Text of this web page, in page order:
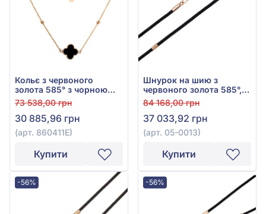
Кольє з червоного
золота 585° з чорною
емаллю, арт. 860411Е
73 538,00 грн
30 885,96 грн
(арт. 860411Е)
Купити
Шнурок на шию з
червоного золота 585°,
без вставки, арт. 05-0013
84 168,00 грн
37 033,92 грн
(арт. 05-0013)
Купити
-56% -56%